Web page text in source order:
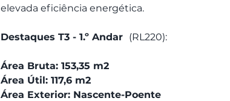
elevada eficiência energética.
Destaques T3 - 1.º Andar (RL220):
Área Bruta: 153,35 m2
Área Útil: 117,6 m2
Área Exterior: Nascente-Poente